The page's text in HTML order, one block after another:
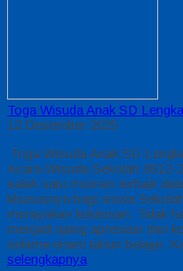
Toga Wisuda Anak SD
12 Desember 2025
Toga Wisuda Anak SD
Acara Wisuda Sekolah 0812-
salah satu momen terbaik
khususnya bagi siswa
merayakan kelulusan. Tidak
menjadi ajang apresiasi dan
selama enam tahun belajar.
selengkapnya